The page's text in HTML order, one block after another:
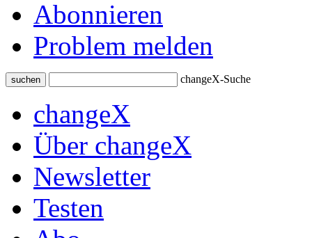
Abonnieren
Problem melden
suchen changeX-Suche
changeX
Über changeX
Newsletter
Testen